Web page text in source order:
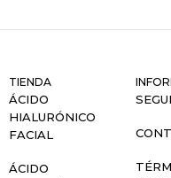
TIENDA
ÁCIDO
HIALURÓNICO
FACIAL
ÁCIDO